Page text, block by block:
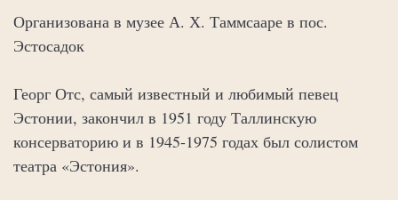
Организована в музее А. Х. Таммсааре в пос.
Эстосадок
Георг Отс, самый известный и любимый певец
Эстонии, закончил в 1951 году Таллинскую
консерваторию и в 1945-1975 годах был солистом
театра «Эстония».